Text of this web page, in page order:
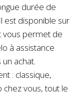
durée de
est disponible sur
vous permet de
à assistance
achat.
: classique,
chez vous, tout le